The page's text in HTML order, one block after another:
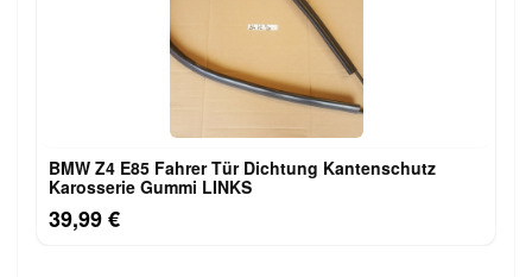
BMW Z4 E85 Fahrer Tür Dichtung Kantenschutz
Karosserie Gummi LINKS
39,99 €